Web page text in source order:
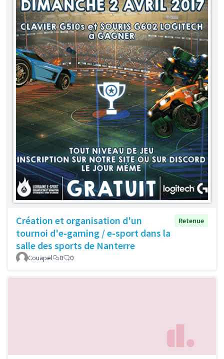
Création et organisation d'un
tournoi d'e-gaming / e-sport dans la
salle des sports de Nanterre
Retenue
Couapel 0 0